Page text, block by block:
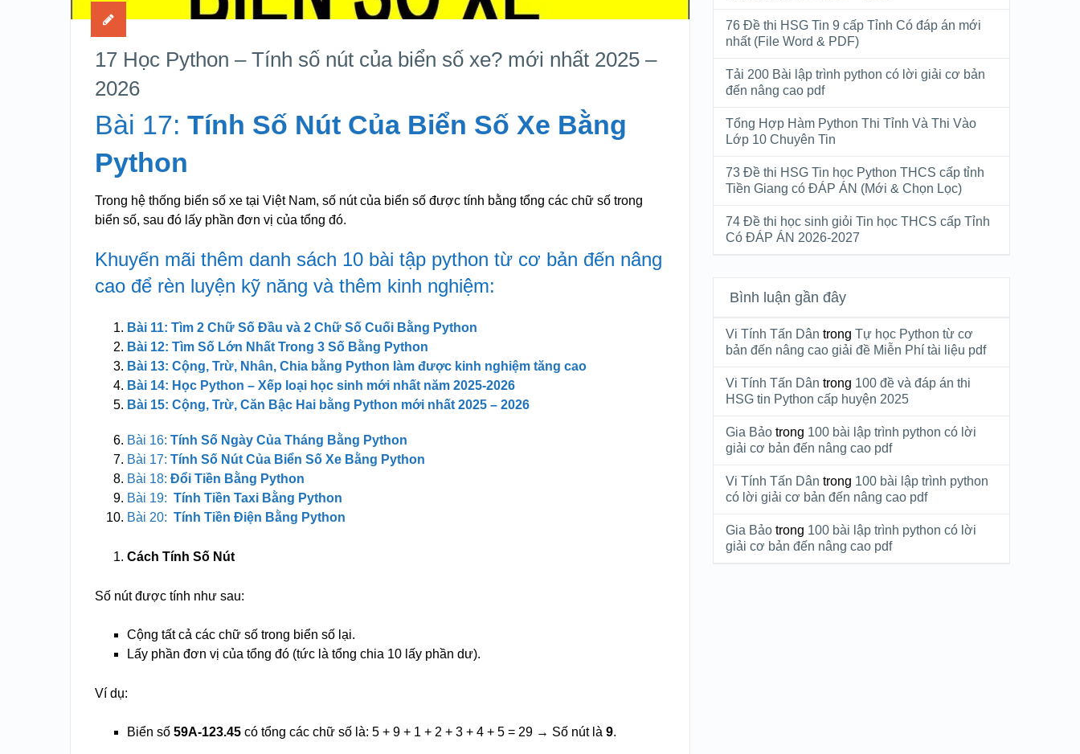
17 Học Python – Tính số nút của biển số xe? mới nhất 2025 –
2026
Bài 17:Tính Số Nút Của Biển Số Xe Bằng
Python
Trong hệ thống biển số xe tại Việt Nam, số nút của biển số được tính bằng tổng các chữ số trong
biển số, sau đó lấy phần đơn vị của tổng đó.
Khuyến mãi thêm danh sách 10 bài tập python từ cơ bản đến nâng
cao để rèn luyện kỹ năng và thêm kinh nghiệm:
Bài 11: Tìm 2 Chữ Số Đầu và 2 Chữ Số Cuối Bằng Python
Bài 12: Tìm Số Lớn Nhất Trong 3 Số Bằng Python
Bài 13: Cộng, Trừ, Nhân, Chia bằng Python làm được kinh nghiệm tăng cao
Bài 14: Học Python – Xếp loại học sinh mới nhất năm 2025-2026
Bài 15: Cộng, Trừ, Căn Bậc Hai bằng Python mới nhất 2025 – 2026
Bài 16:Tính Số Ngày Của Tháng Bằng Python
Bài 17:Tính Số Nút Của Biển Số Xe Bằng Python
Bài 18:Đổi Tiền Bằng Python
Bài 19:Tính Tiền Taxi Bằng Python
Bài 20:Tính Tiền Điện Bằng Python
Cách Tính Số Nút
Số nút được tính như sau:
Cộng tất cả các chữ số trong biển số lại.
Lấy phần đơn vị của tổng đó (tức là tổng chia 10 lấy phần dư).
Ví dụ:
Biển số59A-123.45 có tổng các chữ số là: 5 + 9 + 1 + 2 + 3 + 4 + 5 = 29 → Số nút là9.
76 Đề thi HSG Tin 9 cấp Tỉnh Có đáp án mới
nhất (File Word & PDF)
Tải 200 Bài lập trình python có lời giải cơ bản
đến nâng cao pdf
Tổng Hợp Hàm Python Thi Tỉnh Và Thi Vào
Lớp 10 Chuyên Tin
73 Đề thi HSG Tin học Python THCS cấp tỉnh
Tiền Giang có ĐÁP ÁN (Mới & Chọn Lọc)
74 Đề thi học sinh giỏi Tin học THCS cấp Tỉnh
Có ĐÁP ÁN 2026-2027
Bình luận gần đây
Vi Tính Tấn Dân trongTự học Python từ cơ
bản đến nâng cao giải đề Miễn Phí tài liệu pdf
Vi Tính Tấn Dân trong 100 đề và đáp án thi
HSG tin Python cấp huyện 2025
Gia Bảo trong 100 bài lập trình python có lời
giải cơ bản đến nâng cao pdf
Vi Tính Tấn Dân trong 100 bài lập trình python
có lời giải cơ bản đến nâng cao pdf
Gia Bảo trong 100 bài lập trình python có lời
giải cơ bản đến nâng cao pdf